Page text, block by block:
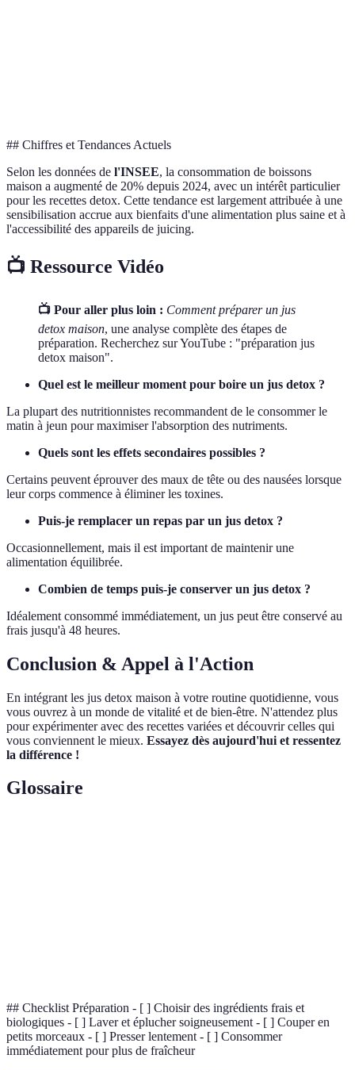
## Chiffres et Tendances Actuels
Selon les données de l'INSEE, la consommation de boissons
maison a augmenté de 20% depuis 2024, avec un intérêt particulier
pour les recettes detox. Cette tendance est largement attribuée à une
sensibilisation accrue aux bienfaits d'une alimentation plus saine et à
l'accessibilité des appareils de juicing.
📺 Ressource Vidéo
📺 Pour aller plus loin : Comment préparer un jus
detox maison, une analyse complète des étapes de
préparation. Recherchez sur YouTube : "préparation jus
detox maison".
Quel est le meilleur moment pour boire un jus detox ?
La plupart des nutritionnistes recommandent de le consommer le
matin à jeun pour maximiser l'absorption des nutriments.
Quels sont les effets secondaires possibles ?
Certains peuvent éprouver des maux de tête ou des nausées lorsque
leur corps commence à éliminer les toxines.
Puis-je remplacer un repas par un jus detox ?
Occasionnellement, mais il est important de maintenir une
alimentation équilibrée.
Combien de temps puis-je conserver un jus detox ?
Idéalement consommé immédiatement, un jus peut être conservé au
frais jusqu'à 48 heures.
Conclusion & Appel à l'Action
En intégrant les jus detox maison à votre routine quotidienne, vous
vous ouvrez à un monde de vitalité et de bien-être. N'attendez plus
pour expérimenter avec des recettes variées et découvrir celles qui
vous conviennent le mieux. Essayez dès aujourd'hui et ressentez
la différence !
Glossaire
## Checklist Préparation - [ ] Choisir des ingrédients frais et
biologiques - [ ] Laver et éplucher soigneusement - [ ] Couper en
petits morceaux - [ ] Presser lentement - [ ] Consommer
immédiatement pour plus de fraîcheur